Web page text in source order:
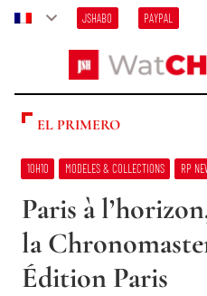
JSHABO PAYPAL
EL PRIMERO
10H10 MODELES & COLLECTIONS RP
Paris à
la
Édition Paris